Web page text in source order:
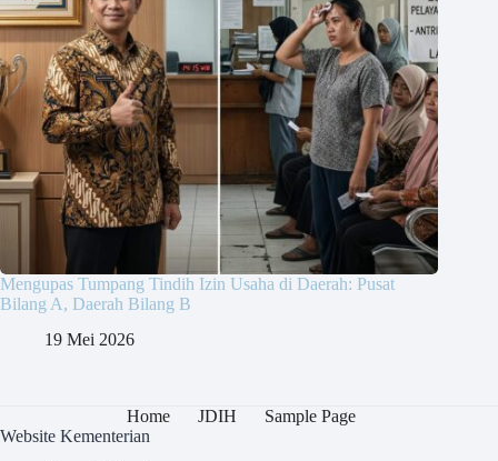
Mengupas Tumpang Tindih Izin Usaha di Daerah: Pusat
Bilang A, Daerah Bilang B
19 Mei 2026
Home JDIH
Sample Page
Website Kementerian